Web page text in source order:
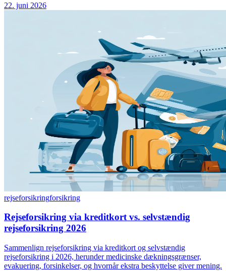
22. juni 2026
rejseforsikringforsikring
Rejseforsikring via kreditkort vs. selvstændig
rejseforsikring 2026
Sammenlign rejseforsikring via kreditkort og selvstændig
rejseforsikring i 2026, herunder medicinske dækningsgrænser,
evakuering, forsinkelser, og hvornår ekstra beskyttelse giver mening.